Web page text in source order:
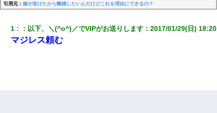
引用元： 嫁が老けたから離婚したいんだけどこれを理由にできるの？
1 ： 以下、＼(^o^)／でVIPがお送りします ：2017/01/29(日)
マジレス頼む